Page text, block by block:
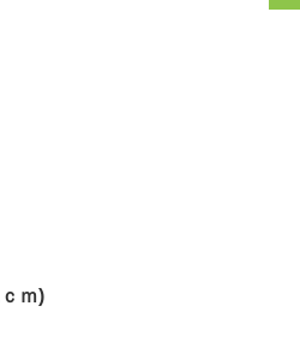
ｍ)